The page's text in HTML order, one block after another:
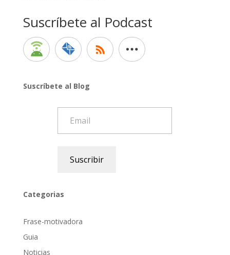
Suscríbete al Podcast
Suscríbete al Blog
Suscribir
Categorias
Frase-motivadora
Guia
Noticias